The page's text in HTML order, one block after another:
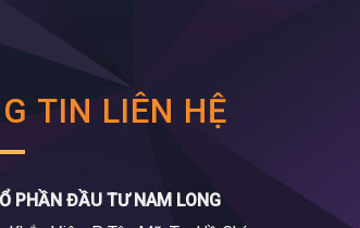
TIN LIÊN HỆ
PHẦN ĐẦU TƯ NAM LONG